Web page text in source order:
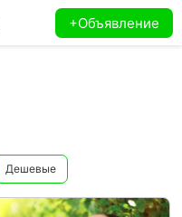
+Объявление
Дешевые